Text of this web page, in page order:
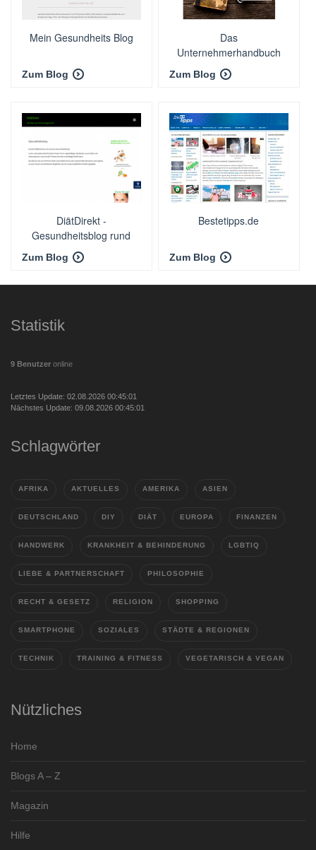
Mein Gesundheits Blog
Zum Blog
Das
Unternehmerhandbuch
Zum Blog
DiätDirekt -
Gesundheitsblog rund
ums Thema Ernährung
Zum Blog
Bestetipps.de
Zum Blog
Statistik
9 Benutzer online
Letztes Update: 02.08.2026 00:45:01
Nächstes Update: 09.08.2026 00:45:01
Schlagwörter
AFRIKA AKTUELLES AMERIKA ASIEN
DEUTSCHLAND DIY DIÄT EUROPA FINANZEN
HANDWERK KRANKHEIT & BEHINDERUNG LGBTIQ
LIEBE & PARTNERSCHAFT PHILOSOPHIE
RECHT & GESETZ RELIGION SHOPPING
SMARTPHONE SOZIALES STÄDTE & REGIONEN
TECHNIK TRAINING & FITNESS VEGETARISCH & VEGAN
Nützliches
Home
Blogs A – Z
Magazin
Hilfe